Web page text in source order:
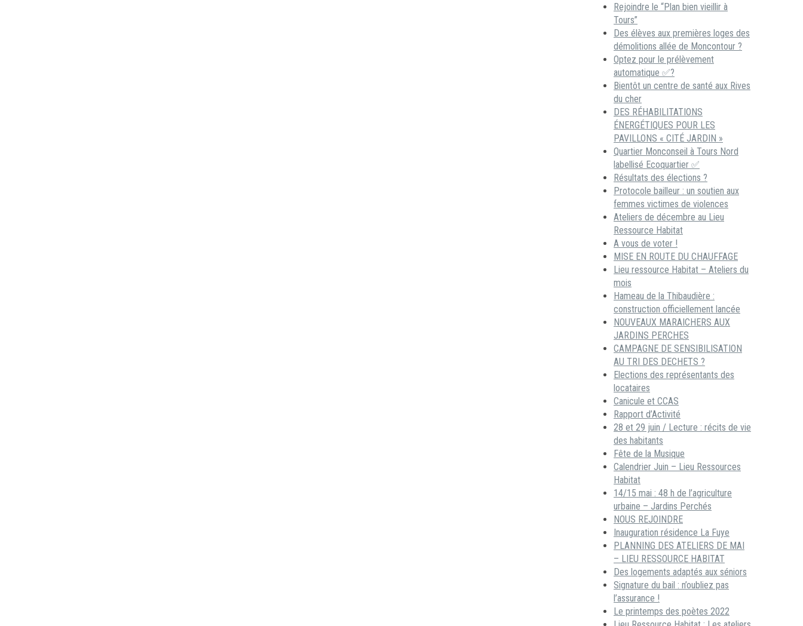
Rejoindre le “Plan bien vieillir à
Tours”
Des élèves aux premières loges des
démolitions allée de Moncontour ?
Optez pour le prélèvement
automatique ✅?
Bientôt un centre de santé aux Rives
du cher
DES RÉHABILITATIONS
ÉNERGÉTIQUES POUR LES
PAVILLONS « CITÉ JARDIN »
Quartier Monconseil à Tours Nord
labellisé Ecoquartier ✅
Résultats des élections ?
Protocole bailleur : un soutien aux
femmes victimes de violences
Ateliers de décembre au Lieu
Ressource Habitat
A vous de voter !
MISE EN ROUTE DU CHAUFFAGE
Lieu ressource Habitat – Ateliers du
mois
Hameau de la Thibaudière :
construction officiellement lancée
NOUVEAUX MARAICHERS AUX
JARDINS PERCHES
CAMPAGNE DE SENSIBILISATION
AU TRI DES DECHETS ?
Elections des représentants des
locataires
Canicule et CCAS
Rapport d’Activité
28 et 29 juin / Lecture : récits de vie
des habitants
Fête de la Musique
Calendrier Juin – Lieu Ressources
Habitat
14/15 mai : 48 h de l’agriculture
urbaine – Jardins Perchés
NOUS REJOINDRE
Inauguration résidence La Fuye
PLANNING DES ATELIERS DE MAI
– LIEU RESSOURCE HABITAT
Des logements adaptés aux séniors
Signature du bail : n’oubliez pas
l’assurance !
Le printemps des poètes 2022